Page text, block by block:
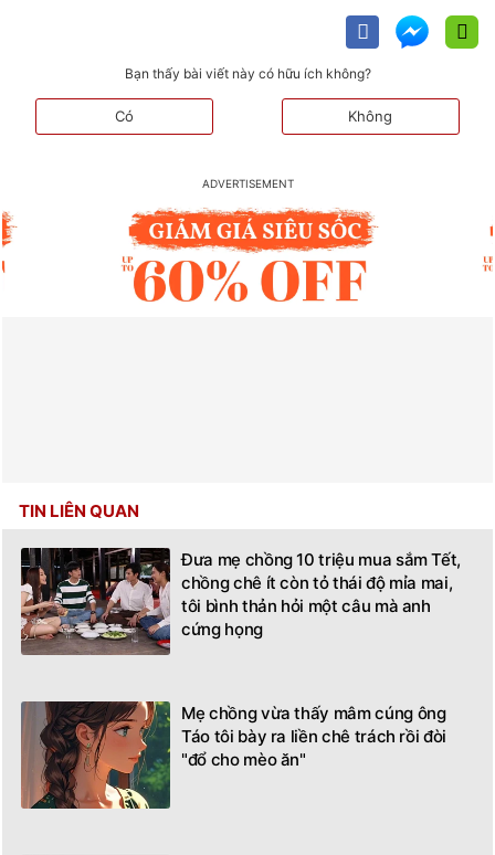
Bạn thấy bài viết này có hữu ích không?
Có Không
TIN LIÊN QUAN
Đưa mẹ chồng 10 triệu mua sắm Tết,
chồng chê ít còn tỏ thái độ mỉa mai,
tôi bình thản hỏi một câu mà anh
cứng họng
Mẹ chồng vừa thấy mâm cúng ông
Táo tôi bày ra liền chê trách rồi đòi
"đổ cho mèo ăn"